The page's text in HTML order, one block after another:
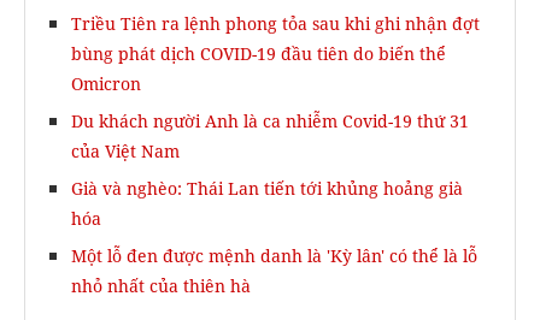
Triều Tiên ra lệnh phong tỏa sau khi ghi nhận đợt
bùng phát dịch COVID-19 đầu tiên do biến thể
Omicron
Du khách người Anh là ca nhiễm Covid-19 thứ 31
của Việt Nam
Già và nghèo: Thái Lan tiến tới khủng hoảng già
hóa
Một lỗ đen được mệnh danh là 'Kỳ lân' có thể là lỗ
nhỏ nhất của thiên hà